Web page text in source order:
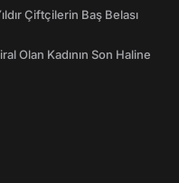
Çiftçilerin Baş Belası
Olan Kadının Son Haline